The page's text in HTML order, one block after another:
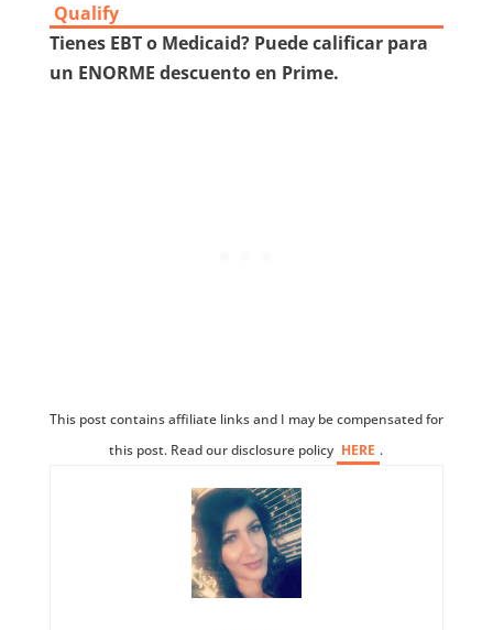
Qualify
Tienes EBT o Medicaid? Puede calificar para
un ENORME descuento en Prime.
This post contains affiliate links and I may be compensated for
this post. Read our disclosure policy HERE .